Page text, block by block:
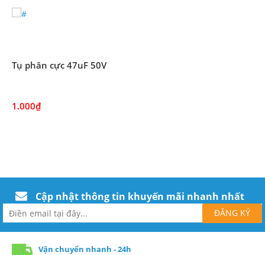
Tụ phân cực 47uF 50V
1.000₫
Cập nhật thông tin khuyến mãi nhanh nhất
Vận chuyển nhanh - 24h